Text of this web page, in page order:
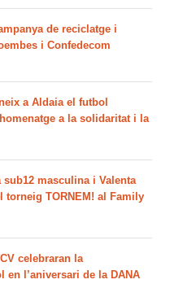
de reciclatge i
i Confedecom
a Aldaia el futbol
a la solidaritat i la
sub12 masculina i Valenta
torneig TORNEM! al Family
celebraran la
l’aniversari de la DANA